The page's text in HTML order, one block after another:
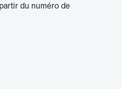
du numéro de